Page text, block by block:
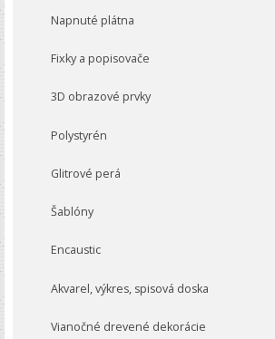
Napnuté plátna
Fixky a popisovače
3D obrazové prvky
Polystyrén
Glitrové perá
Šablóny
Encaustic
Akvarel, výkres, spisová doska
Vianočné drevené dekorácie